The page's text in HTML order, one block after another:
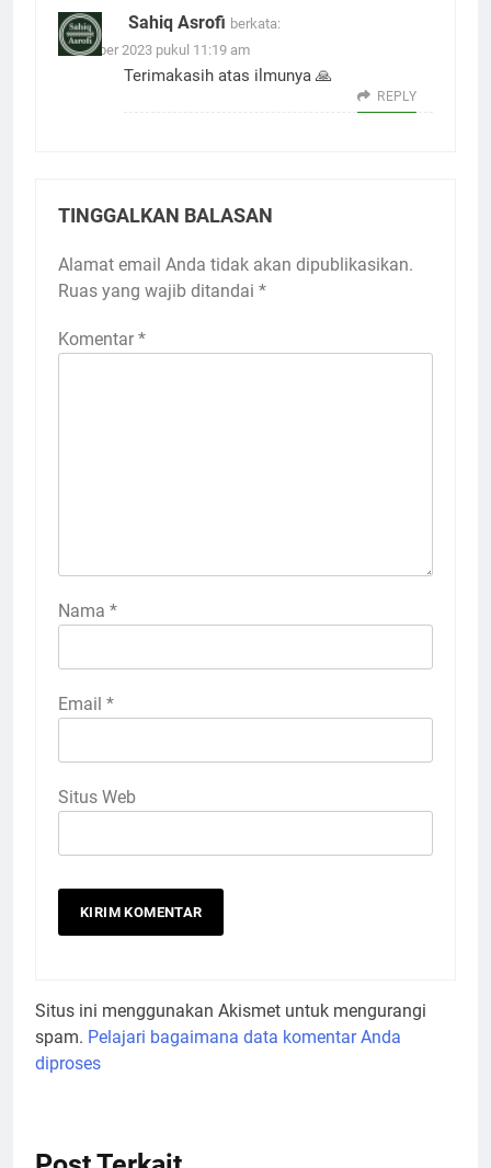
Sahiq Asrofi berkata:
6 Oktober 2023 pukul 11:19 am
Terimakasih atas ilmunya 🙏
REPLY
TINGGALKAN BALASAN
Alamat email Anda tidak akan dipublikasikan.
Ruas yang wajib ditandai *
Komentar *
Nama *
Email *
Situs Web
Situs ini menggunakan Akismet untuk mengurangi
spam. Pelajari bagaimana data komentar Anda
diproses